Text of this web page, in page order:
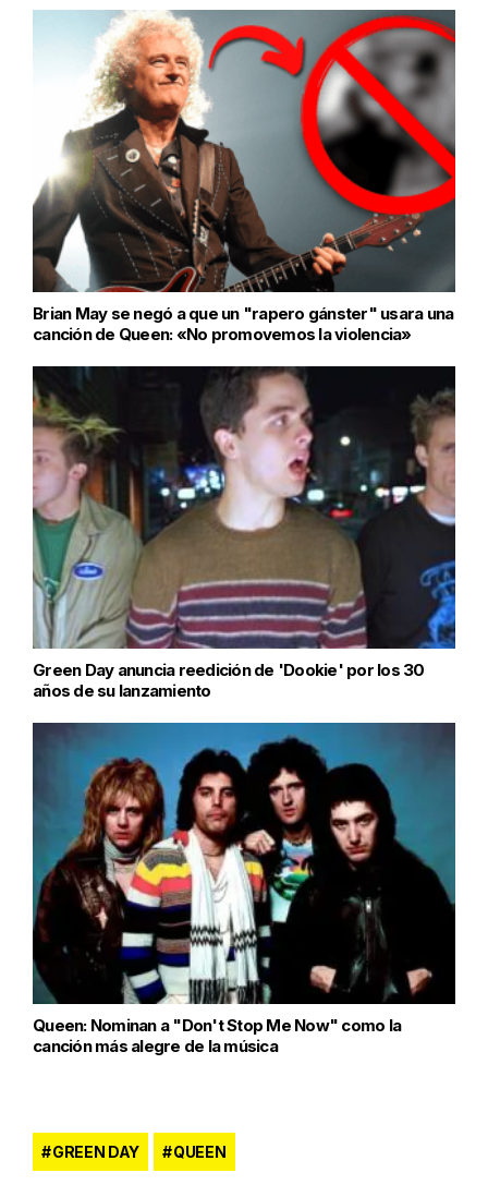
Brian May se negó a que un "rapero gánster" usara una
canción de Queen: «No promovemos la violencia»
Green Day anuncia reedición de 'Dookie' por los 30
años de su lanzamiento
Queen: Nominan a "Don't Stop Me Now" como la
canción más alegre de la música
GREEN DAY QUEEN